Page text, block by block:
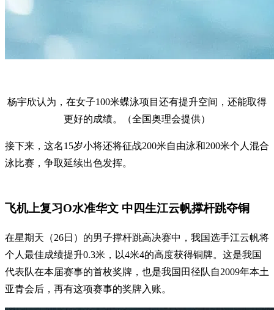
杨宇欣认为，在女子100米蝶泳项目还有提升空间，还能取得
更好的成绩。（全国奥理会提供）
接下来，这名15岁小将还将征战200米自由泳和200米个人混合
泳比赛，争取延续出色发挥。
飞机上复习O水准华文 中四生江云帆撑杆跳夺铜
在星期天（26日）的男子撑杆跳高决赛中，我国选手江云帆将
个人最佳成绩提升0.3米，以4米4的高度获得铜牌。这是我国
代表队在本届赛事的首枚奖牌，也是我国田径队自2009年本土
亚青会后，再有这项赛事的奖牌入账。